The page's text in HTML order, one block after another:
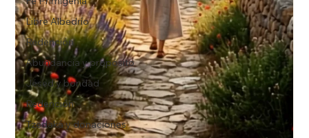
Libre Albedrío
Redención
Abundancia y propósito
Jésed y bondad
Redención
Tzedaká y donaciones